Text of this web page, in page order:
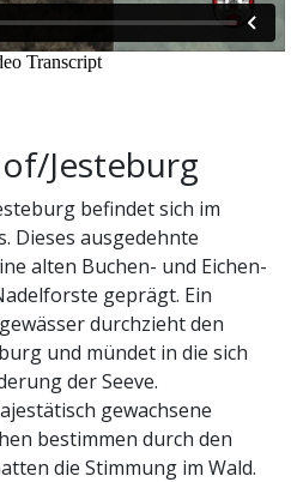
Jesteburg
befindet sich im
Dieses ausgedehnte
alten Buchen- und Eichen-
geprägt. Ein
durchzieht den
und mündet in die sich
der Seeve.
gewachsene
bestimmen durch den
die Stimmung im Wald.